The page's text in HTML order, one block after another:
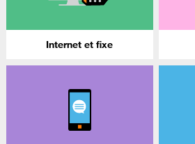
Internet et fixe